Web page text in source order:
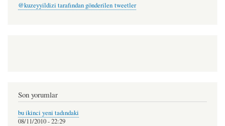
@kuzeyyildizi tarafından gönderilen tweetler
Son yorumlar
bu ikinci yeni tadındaki
08/11/2010 - 22:29